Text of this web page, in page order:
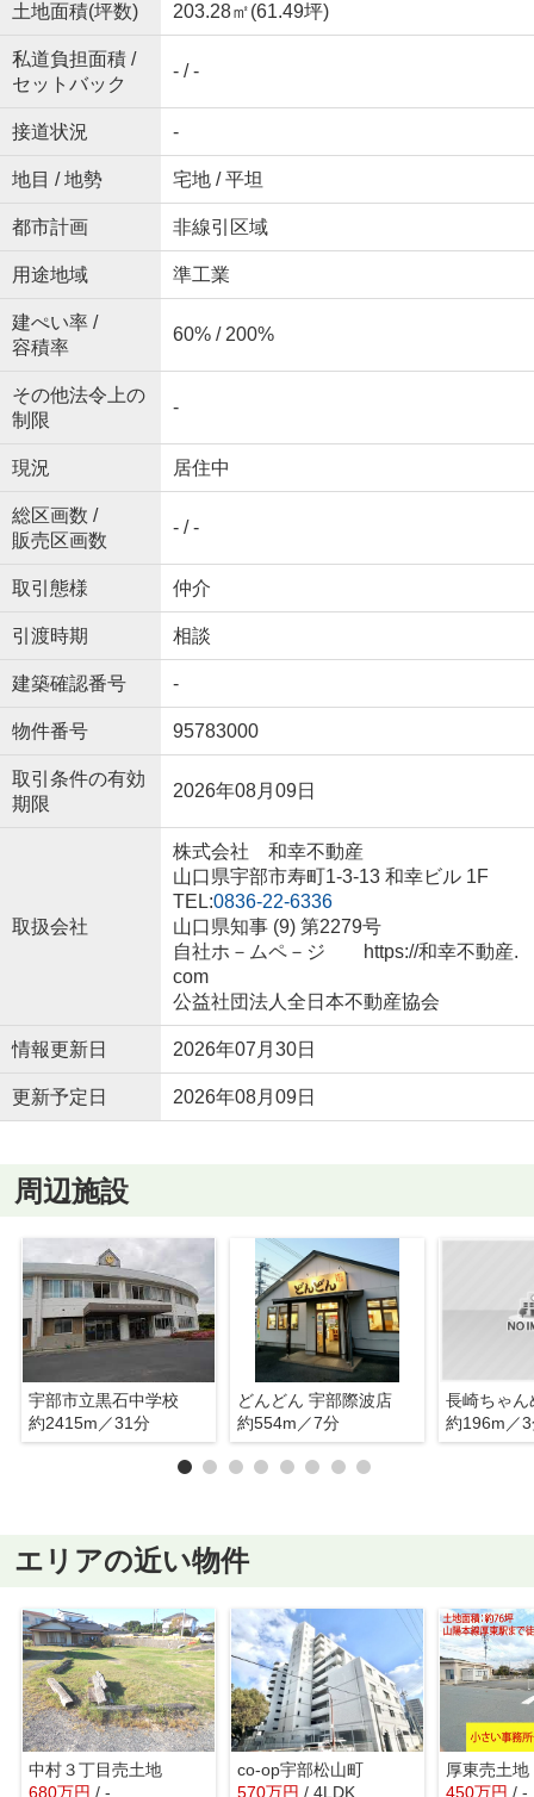
土地面積(坪数) 203.28㎡(61.49坪)
私道負担面積 /
セットバック
- / -
接道状況 -
地目 / 地勢 宅地 / 平坦
都市計画 非線引区域
用途地域 準工業
建ぺい率 /
容積率
60% / 200%
その他法令上の
制限
-
現況 居住中
総区画数 /
販売区画数
- / -
取引態様 仲介
引渡時期 相談
建築確認番号 -
物件番号 95783000
取引条件の有効
期限
2026年08月09日
取扱会社
株式会社 和幸不動産
山口県宇部市寿町1-3-13 和幸ビル 1F
TEL:0836-22-6336
山口県知事 (9) 第2279号
自社ホ－ムペ－ジ https://和幸不動産.
com
公益社団法人全日本不動産協会
情報更新日 2026年07月30日
更新予定日 2026年08月09日
周辺施設
宇部市立黒石中学校
約2415m／31分
どんどん 宇部際波店
約554m／7分
約196m／
エリアの近い物件
中村３丁目売土地
680万円 / -
co-op宇部松山町
570万円 / 4LDK
厚東売土地
450万円 / -